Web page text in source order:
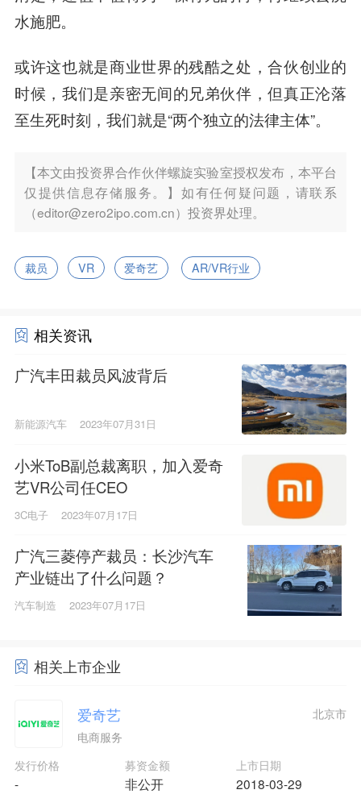
水施肥。
或许这也就是商业世界的残酷之处，合伙创业的
时候，我们是亲密无间的兄弟伙伴，但真正沦落
至生死时刻，我们就是“两个独立的法律主体”。
【本文由投资界合作伙伴螺旋实验室授权发布，本平台
仅提供信息存储服务。】如有任何疑问题，请联系
（editor@zero2ipo.com.cn）投资界处理。
裁员 VR 爱奇艺 AR/VR行业
相关资讯
广汽丰田裁员风波背后
新能源汽车 2023年07月31日
小米ToB副总裁离职，加入爱奇
艺VR公司任CEO
3C电子 2023年07月17日
广汽三菱停产裁员：长沙汽车
产业链出了什么问题？
汽车制造 2023年07月17日
相关上市企业
爱奇艺
电商服务
北京市
发行价格
-
募资金额
非公开
上市日期
2018-03-29